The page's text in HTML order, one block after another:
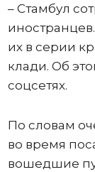
– Стамбул
их в серии
клади. Об
соцсетях.
По словам
во время
вошедшие